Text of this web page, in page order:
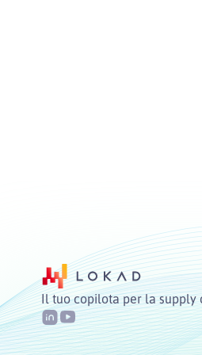
Il tuo copilota per la supply